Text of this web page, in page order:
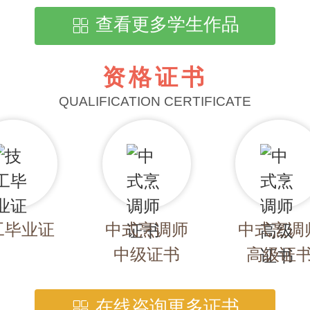
查看更多学生作品
资格证书
QUALIFICATION CERTIFICATE
毕业证
中式烹调师
中级证书
中式烹调
高级证